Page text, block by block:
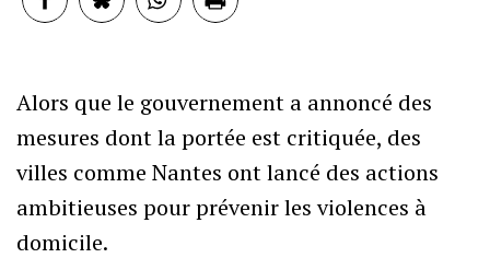
Alors que le gouvernement a annoncé des
mesures dont la portée est critiquée, des
villes comme Nantes ont lancé des actions
ambitieuses pour prévenir les violences à
domicile.